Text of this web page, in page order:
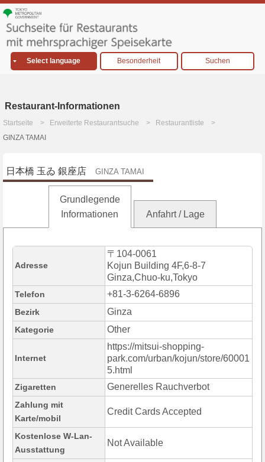
Select language Besonderheit Suchen
Restaurant-Informationen
Startseite Erweiterte Restaurantsuche
Restaurantliste
GINZA TAMAI
日本橋 玉ゐ 銀座店 GINZA TAMAI
Grundlegende
Informationen
Anfahrt / Lage
Adresse
〒104-0061
Kojun Building 4F,6-8-7
Ginza,Chuo-ku,Tokyo
Telefon +81-3-6264-6896
Bezirk Ginza
Kategorie Other
Internet
https://mitsui-shopping-
park.com/urban/kojun/store/60001
5.html
Zigaretten Generelles Rauchverbot
Zahlung mit
Karte/mobil
Credit Cards Accepted
Kostenlose W-Lan-
Ausstattung
Not Available